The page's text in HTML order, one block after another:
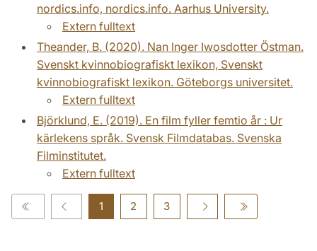
nordics.info, nordics.info. Aarhus University.
Extern fulltext
Theander, B. (2020). Nan Inger Iwosdotter Östman.
Svenskt kvinnobiografiskt lexikon, Svenskt
kvinnobiografiskt lexikon. Göteborgs universitet.
Extern fulltext
Björklund, E. (2019). En film fyller femtio år : Ur
kärlekens språk. Svensk Filmdatabas. Svenska
Filminstitutet.
Extern fulltext
1 2 3